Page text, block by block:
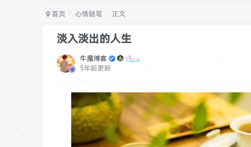
首页 心情随笔 正文
淡入淡出的人生
牛魔博客
5年前更新